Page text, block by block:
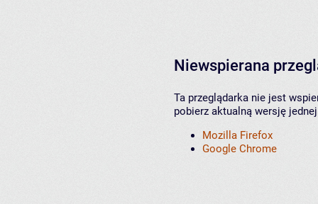
Niewspierana
Ta przeglądarka nie jest
pobierz aktualną wersję
Mozilla Firefox
Google Chrome